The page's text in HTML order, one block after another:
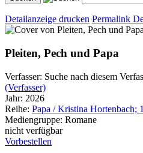
Detailanzeige drucken Permalink
Pleiten, Pech und Papa
Verfasser: Suche nach diesem
(Verfasser)
Jahr: 2026
Reihe: Papa / Kristina Hortenbach; 1
Mediengruppe: Romane
nicht verfügbar
Vorbestellen